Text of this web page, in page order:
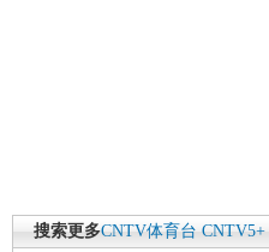
搜索更多CNTV体育台 CNTV5+